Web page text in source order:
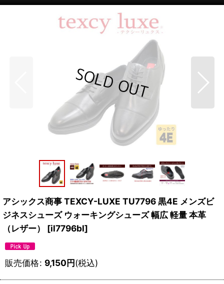
アシックス商事 TEXCY-LUXE TU7796 黒4E メンズビ
ジネスシューズ ウォーキングシューズ 幅広 軽量 本革
（レザー）
[il7796bl]
販売価格: 9,150円(税込)